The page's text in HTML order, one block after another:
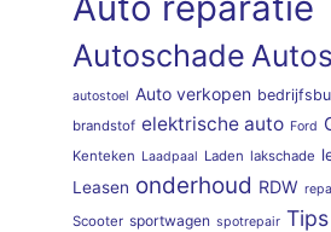
Autoschade
autostoel Auto verkopen
brandstof elektrische auto Ford
Kenteken Laadpaal Laden lakschade
Leasen onderhoud RDW
Scooter sportwagen spotrepair Tips